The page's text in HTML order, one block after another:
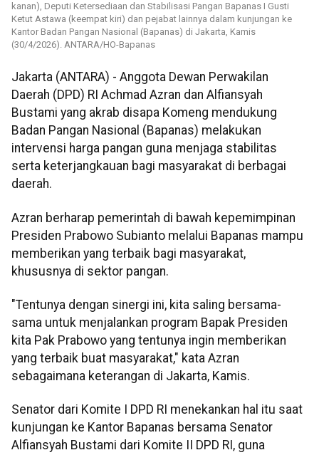
kanan), Deputi Ketersediaan dan Stabilisasi Pangan Bapanas I Gusti
Ketut Astawa (keempat kiri) dan pejabat lainnya dalam kunjungan ke
Kantor Badan Pangan Nasional (Bapanas) di Jakarta, Kamis
(30/4/2026). ANTARA/HO-Bapanas
Jakarta (ANTARA) - Anggota Dewan Perwakilan
Daerah (DPD) RI Achmad Azran dan Alfiansyah
Bustami yang akrab disapa Komeng mendukung
Badan Pangan Nasional (Bapanas) melakukan
intervensi harga pangan guna menjaga stabilitas
serta keterjangkauan bagi masyarakat di berbagai
daerah.
Azran berharap pemerintah di bawah kepemimpinan
Presiden Prabowo Subianto melalui Bapanas mampu
memberikan yang terbaik bagi masyarakat,
khususnya di sektor pangan.
"Tentunya dengan sinergi ini, kita saling bersama-
sama untuk menjalankan program Bapak Presiden
kita Pak Prabowo yang tentunya ingin memberikan
yang terbaik buat masyarakat," kata Azran
sebagaimana keterangan di Jakarta, Kamis.
Senator dari Komite I DPD RI menekankan hal itu saat
kunjungan ke Kantor Bapanas bersama Senator
Alfiansyah Bustami dari Komite II DPD RI, guna